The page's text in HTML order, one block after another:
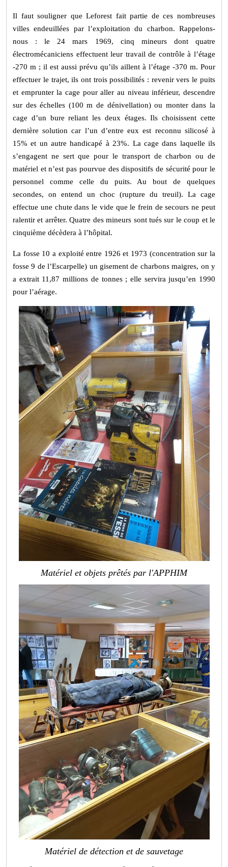
Il faut souligner que Leforest fait partie de ces nombreuses
villes endeuillées par l’exploitation du charbon. Rappelons-
nous : le 24 mars 1969, cinq mineurs dont quatre
électromécaniciens effectuent leur travail de contrôle à l’étage
-270 m ; il est aussi prévu qu’ils aillent à l’étage -370 m. Pour
effectuer le trajet, ils ont trois possibilités : revenir vers le puits
et emprunter la cage pour aller au niveau inférieur, descendre
sur des échelles (100 m de dénivellation) ou monter dans la
cage d’un bure reliant les deux étages. Ils choisissent cette
dernière solution car l’un d’entre eux est reconnu silicosé à
15% et un autre handicapé à 23%. La cage dans laquelle ils
s’engagent ne sert que pour le transport de charbon ou de
matériel et n’est pas pourvue des dispositifs de sécurité pour le
personnel comme celle du puits. Au bout de quelques
secondes, on entend un choc (rupture du treuil). La cage
effectue une chute dans le vide que le frein de secours ne peut
ralentir et arrêter. Quatre des mineurs sont tués sur le coup et le
cinquième décèdera à l’hôpital.
La fosse 10 a exploité entre 1926 et 1973 (concentration sur la
fosse 9 de l’Escarpelle) un gisement de charbons maigres, on y
a extrait 11,87 millions de tonnes ; elle servira jusqu’en 1990
pour l’aérage.
Matériel et objets prêtés par l'APPHIM
Matériel de détection et de sauvetage